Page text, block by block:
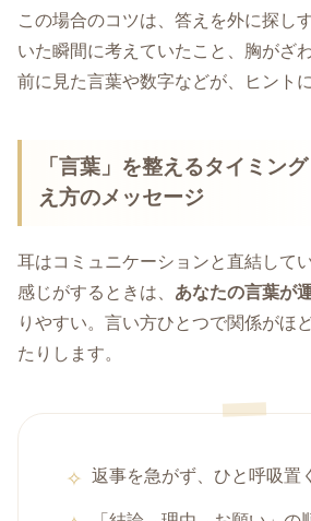
この場合のコツは、答えを外に探し
いた瞬間に考えていたこと、胸がざ
前に見た言葉や数字などが、ヒント
「言葉」を整えるタイミン
え方のメッセージ
耳はコミュニケーションと直結して
感じがするときは、 あなたの言葉が
りやすい。言い方ひとつで関係がほ
たりします。
返事を急がず、ひと呼吸置く